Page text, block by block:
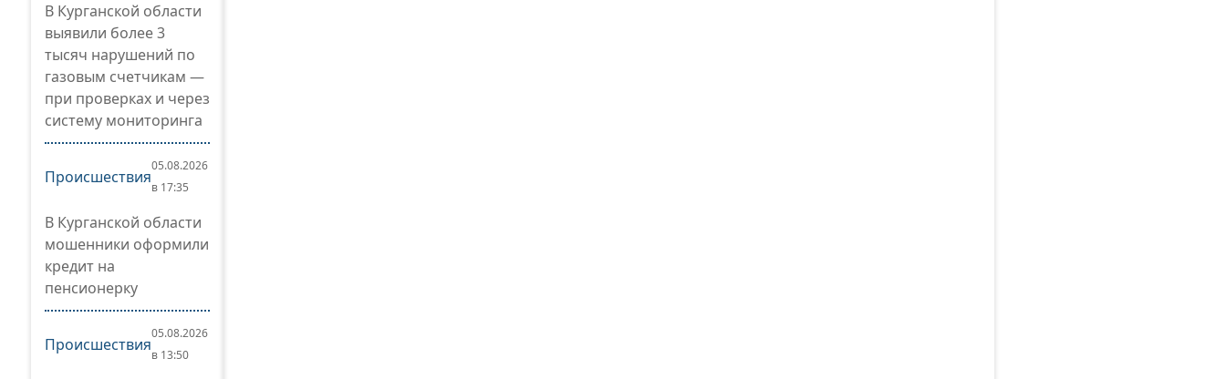
В Курганской области
выявили более 3
тысяч нарушений по
газовым счетчикам —
при проверках и через
систему мониторинга
Происшествия
05.08.2026
в 17:35
В Курганской области
мошенники оформили
кредит на
пенсионерку
Происшествия
05.08.2026
в 13:50